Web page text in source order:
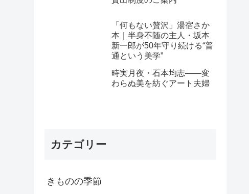
「何もない贅沢」湯宿さか
本｜半身不随の主人・坂本
新一郎が50年守り続ける“普
通という美学”
時実月夜・石本均志——変
わらぬ美を紡ぐアート夫婦
カテゴリー
きものの季節